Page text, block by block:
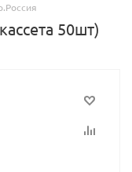
50шт)